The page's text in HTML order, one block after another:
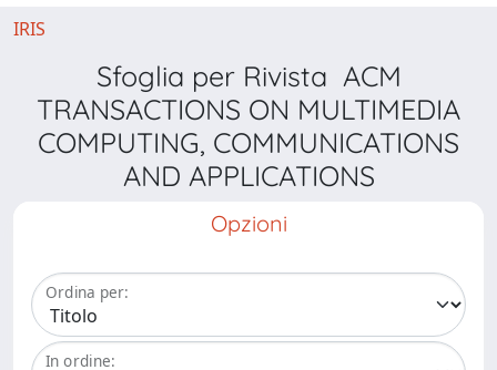
IRIS
Sfoglia per Rivista ACM
TRANSACTIONS ON MULTIMEDIA
COMPUTING, COMMUNICATIONS
AND APPLICATIONS
Opzioni
Ordina per:
In ordine: